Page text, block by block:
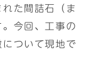
た間詰石（ま
今回、工事の
ついて現地で